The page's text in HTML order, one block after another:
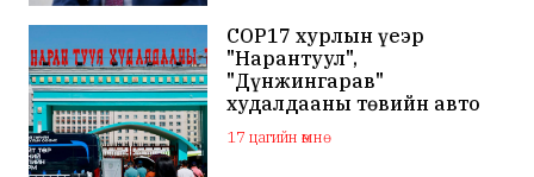
COP17 хурлын үеэр
"Нарантуул",
"Дүнжингарав"
худалдааны төвийн авто
зогсоолыг хаана
17 цагийн өмнө